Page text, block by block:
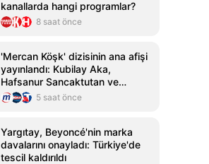
kanallarda hangi programlar?
8 saat önce
'Mercan Köşk' dizisinin ana afişi
yayınlandı: Kubilay Aka,
Hafsanur Sancaktutan ve
Bertan Asllani
5 saat önce
Yargıtay, Beyoncé'nin marka
davalarını onayladı: Türkiye'de
tescil kaldırıldı